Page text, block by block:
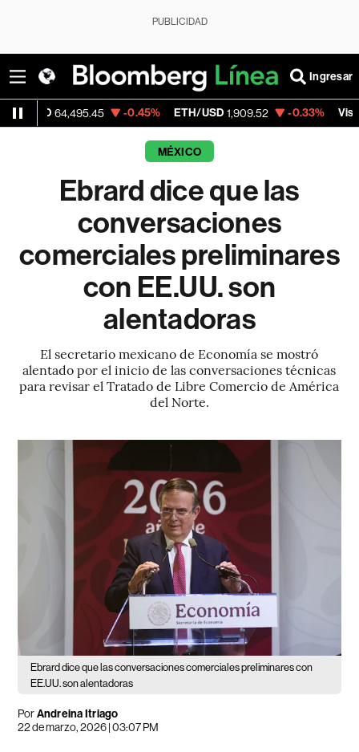
PUBLICIDAD
Ingresar
64,495.45 -0.45% ETH/USD 1,909.52 -0.33% Visa 367.64
MÉXICO
Ebrard dice que las
conversaciones
comerciales preliminares
con EE.UU. son
alentadoras
El secretario mexicano de Economía se mostró
alentado por el inicio de las conversaciones técnicas
para revisar el Tratado de Libre Comercio de América
del Norte.
Ebrard dice que las conversaciones comerciales preliminares con
EE.UU. son alentadoras
PorAndreina Itriago
22 de marzo, 2026 | 03:07 PM